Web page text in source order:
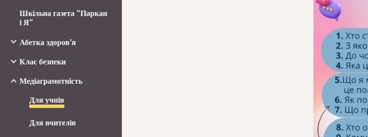
Шкільна газета "Паркан
і Я"
Абетка здоров'я
Клас безпеки
Медіаграмотність
Для учнів
Для вчителів